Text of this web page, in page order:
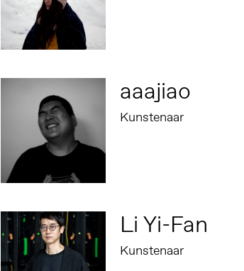
aaajiao
Kunstenaar
Li Yi-Fan
Kunstenaar